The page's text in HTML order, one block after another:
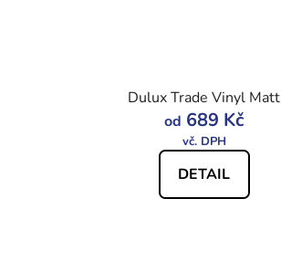
Dulux Trade Vinyl Matt
od 689 Kč
DETAIL